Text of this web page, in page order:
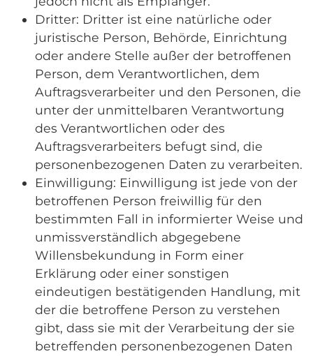
Dritter: Dritter ist eine natürliche oder
juristische Person, Behörde, Einrichtung
oder andere Stelle außer der betroffenen
Person, dem Verantwortlichen, dem
Auftragsverarbeiter und den Personen, die
unter der unmittelbaren Verantwortung
des Verantwortlichen oder des
Auftragsverarbeiters befugt sind, die
personenbezogenen Daten zu verarbeiten.
Einwilligung: Einwilligung ist jede von der
betroffenen Person freiwillig für den
bestimmten Fall in informierter Weise und
unmissverständlich abgegebene
Willensbekundung in Form einer
Erklärung oder einer sonstigen
eindeutigen bestätigenden Handlung, mit
der die betroffene Person zu verstehen
gibt, dass sie mit der Verarbeitung der sie
betreffenden personenbezogenen Daten